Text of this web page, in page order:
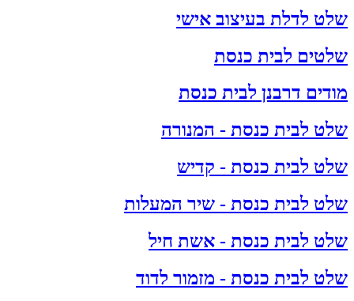
שלט לדלת בעיצוב אישי
שלטים לבית כנסת
מודים דרבנן לבית כנסת
שלט לבית כנסת - המנורה
שלט לבית כנסת - קדיש
שלט לבית כנסת - שיר המעלות
שלט לבית כנסת - אשת חיל
שלט לבית כנסת - מזמור לדוד